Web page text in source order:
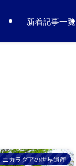
新着記事一覧
ニカラグアの世界遺産